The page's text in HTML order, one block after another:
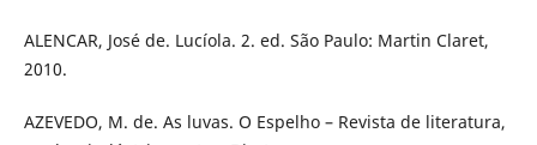
ALENCAR, José de. Lucíola. 2. ed. São Paulo: Martin Claret,
2010.
AZEVEDO, M. de. As luvas. O Espelho – Revista de literatura,